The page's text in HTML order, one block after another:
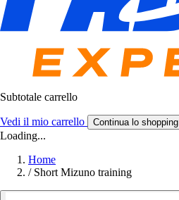
Subtotale carrello
Vedi il mio carrello Continua lo shopping
Loading...
Home
/ Short Mizuno training